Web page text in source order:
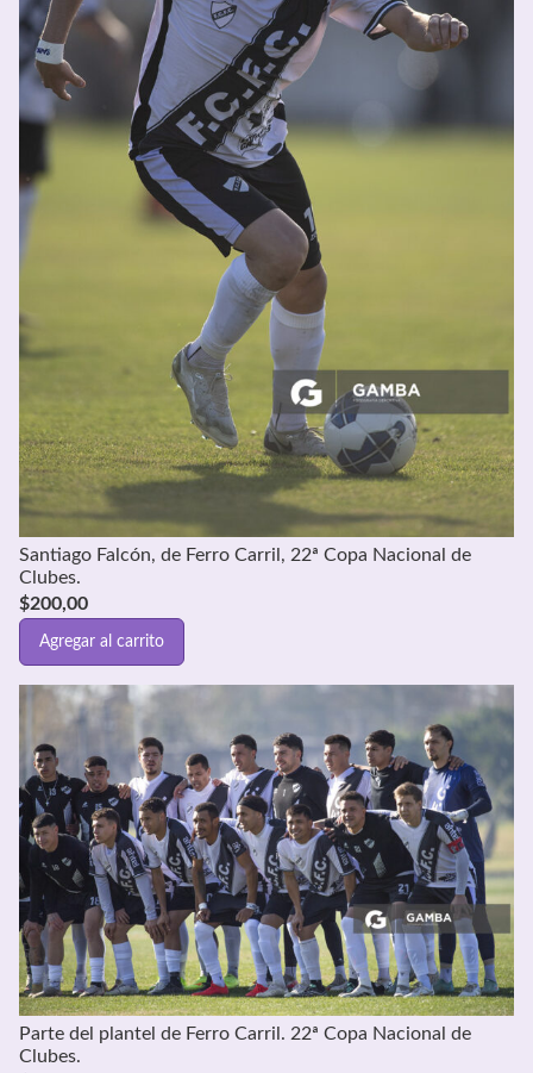
Santiago Falcón, de Ferro Carril, 22ª Copa Nacional de
Clubes.
$200,00
Agregar al carrito
Parte del plantel de Ferro Carril. 22ª Copa Nacional de
Clubes.